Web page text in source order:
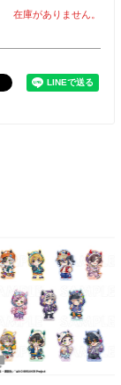
在庫がありません。